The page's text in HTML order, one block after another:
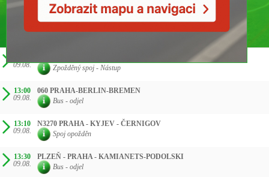
09.08.
Zpožděný spoj - Nástup
13:00
09.08.
060 PRAHA-BERLIN-BREMEN
Bus - odjel
13:10
09.08.
N3270 PRAHA - KYJEV - ČERNIGOV
Spoj opožděn
13:30
09.08.
PLZEŇ - PRAHA - KAMIANETS-PODOLSKI
Bus - odjel